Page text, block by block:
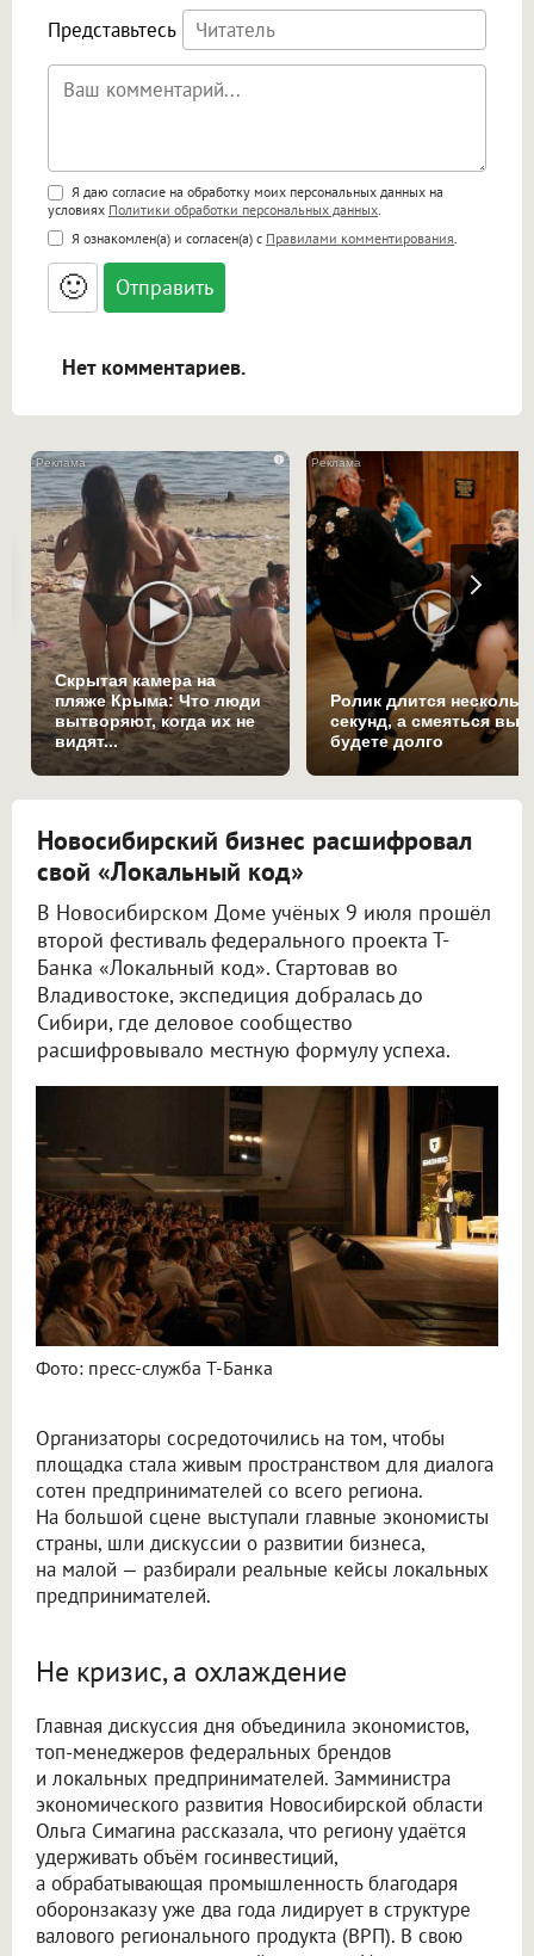
Представьтесь
Поддержка HTML
<b>, <strong>, <u>, <i>, <em>, <s>, <big>,
<small>, <sup>, <sub>, <pre>, <ul>, <ol>, <li>,
<blockquote>, <code> экранирует HTML,
адреса URL автоматически становятся
ссылками, и [img]адрес[/img] будет
Я даю согласие на обработку моих персональных данных на
условиях Политики обработки персональных данных
Я ознакомлен(а) и согласен(а) с Правилами комментирования
🙂
Нет комментариев.
i
Скрытая камера на
пляже Крыма: Что люди
вытворяют, когда их не
видят...
Ролик длится
секунд, а смеяться вы
будете долго
Новосибирский бизнес расшифровал
свой «Локальный код»
В Новосибирском Доме учёных 9 июля прошёл
второй фестиваль федерального проекта Т-
Банка «Локальный код». Стартовав во
Владивостоке, экспедиция добралась до
Сибири, где деловое сообщество
расшифровывало местную формулу успеха.
Фото: пресс-служба Т-Банка
Организаторы сосредоточились на том, чтобы
площадка стала живым пространством для диалога
сотен предпринимателей со всего региона.
На большой сцене выступали главные экономисты
страны, шли дискуссии о развитии бизнеса,
на малой — разбирали реальные кейсы локальных
предпринимателей.
Не кризис, а охлаждение
Главная дискуссия дня объединила экономистов,
топ-менеджеров федеральных брендов
и локальных предпринимателей. Замминистра
экономического развития Новосибирской области
Ольга Симагина рассказала, что региону удаётся
удерживать объём госинвестиций,
а обрабатывающая промышленность благодаря
оборонзаказу уже два года лидирует в структуре
валового регионального продукта (ВРП). В свою